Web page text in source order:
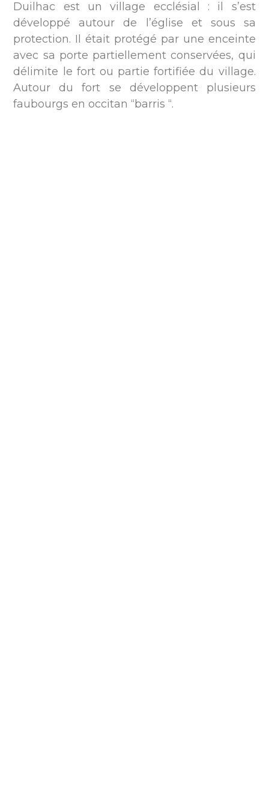
Duilhac est un village ecclésial : il s’est
développé autour de l’église et sous sa
protection. Il était protégé par une enceinte
avec sa porte partiellement conservées, qui
délimite le fort ou partie fortifiée du village.
Autour du fort se développent plusieurs
faubourgs en occitan “barris “.